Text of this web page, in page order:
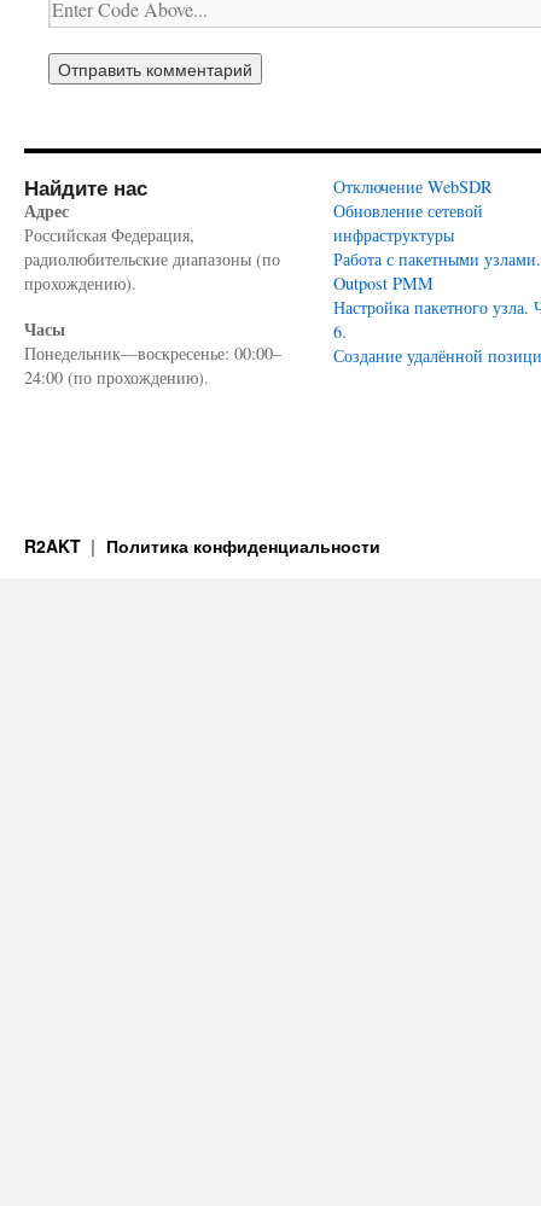
Найдите нас
Адрес
Российская Федерация,
радиолюбительские диапазоны (по
прохождению).
Часы
Понедельник—воскресенье: 00:00–
24:00 (по прохождению).
Отключение WebSDR
Обновление сетевой
инфраструктуры
Работа с пакетными узлами.
Outpost PMM
Настройка пакетного узла.
6.
Создание удалённой
R2AKT Политика конфиденциальности